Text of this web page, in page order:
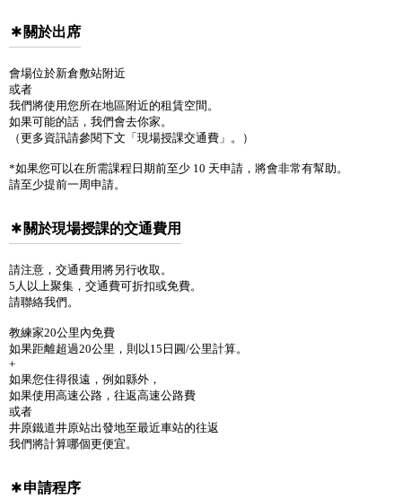
關於出席
會場位於新倉敷站附近
或者
我們將使用您所在地區附近的租賃空間。
如果可能的話，我們會去你家。
（更多資訊請參閱下文「現場授課交通費」。）
*如果您可以在所需課程日期前至少 10 天申請，將會非常有幫助。
請至少提前一周申請。
關於現場授課的交通費用
請注意，交通費用將另行收取。
5人以上聚集，交通費可折扣或免費。
請聯絡我們。
教練家20公里內免費
如果距離超過20公里，則以15日圓/公里計算。
+
如果您住得很遠，例如縣外，
如果使用高速公路，往返高速公路費
或者
井原鐵道井原站出發地至最近車站的往返
我們將計算哪個更便宜。
申請程序